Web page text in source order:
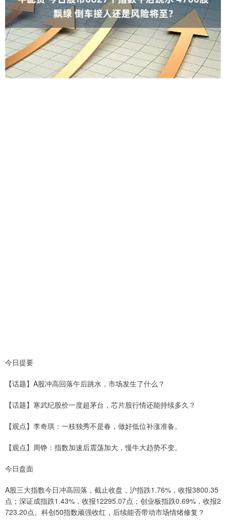
今日提要
【话题】A股冲高回落午后跳水，市场发生了什么？
【话题】寒武纪股价一度超茅台，芯片股行情还能持续多久？
【观点】李奇琪：一枝独秀不是春，做好低位补涨准备。
【观点】周铮：指数加速后震荡加大，慢牛大趋势不变。
今日盘面
A股三大指数今日冲高回落，截止收盘，沪指跌1.76%，收报3800.35
点；深证成指跌1.43%，收报12295.07点；创业板指跌0.69%，收报2
723.20点。科创50指数顽强收红，后续能否带动市场情绪修复？